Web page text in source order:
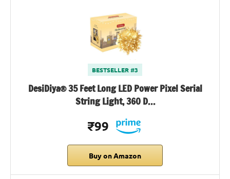
BESTSELLER #3
DesiDiya® 35 Feet Long LED Power Pixel Serial
String Light, 360 D…
₹99
Buy on Amazon